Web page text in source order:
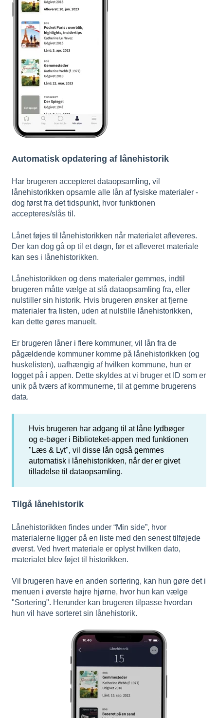
Automatisk opdatering af lånehistorik
Har brugeren accepteret dataopsamling, vil
lånehistorikken opsamle alle lån af fysiske materialer -
dog først fra det tidspunkt, hvor funktionen
accepteres/slås til.
Lånet føjes til lånehistorikken når materialet afleveres.
Der kan dog gå op til et døgn, før et afleveret materiale
kan ses i lånehistorikken.
Lånehistorikken og dens materialer gemmes, indtil
brugeren måtte vælge at slå dataopsamling fra, eller
nulstiller sin historik. Hvis brugeren ønsker at fjerne
materialer fra listen, uden at nulstille lånehistorikken,
kan dette gøres manuelt.
Er brugeren låner i flere kommuner, vil lån fra de
pågældende kommuner komme på lånehistorikken (og
huskelisten), uafhængig af hvilken kommune, hun er
logget på i appen. Dette skyldes at vi bruger et ID som er
unik på tværs af kommunerne, til at gemme brugerens
data.
Hvis brugeren har adgang til at låne lydbøger
og e-bøger i Biblioteket-appen med funktionen
"Læs & Lyt", vil disse lån også gemmes
automatisk i lånehistorikken, når der er givet
tilladelse til dataopsamling.
Tilgå lånehistorik
Lånehistorikken findes under “Min side”, hvor
materialerne ligger på en liste med den senest tilføjede
øverst. Ved hvert materiale er oplyst hvilken dato,
materialet blev føjet til historikken.
Vil brugeren have en anden sortering, kan hun gøre det i
menuen i øverste højre hjørne, hvor hun kan vælge
"Sortering". Herunder kan brugeren tilpasse hvordan
hun vil have sorteret sin lånehistorik.